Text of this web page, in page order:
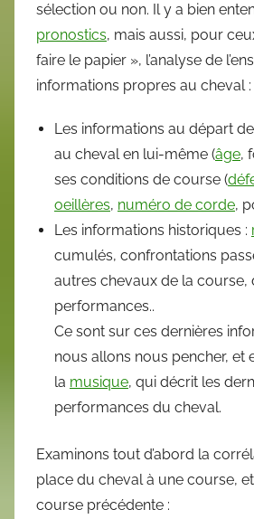
sélection ou non. Il y a bien
pronostics, mais aussi, pour
faire le papier », l’analyse de
informations propres au cheval :
Les informations au départ
au cheval en lui-même (âge,
ses conditions de course (
oeillères, numéro de corde,
Les informations historiques :
cumulés, confrontations
autres chevaux de la course,
performances..
Ce sont sur ces dernières
nous allons nous pencher, et
la musique, qui décrit les
performances du cheval.
Examinons tout d’abord la
place du cheval à une course,
course précédente :